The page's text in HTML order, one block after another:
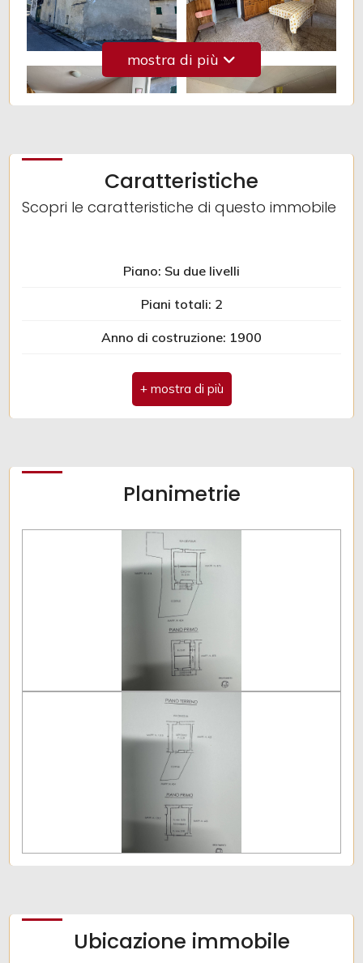
mostra di più
Caratteristiche
Scopri le caratteristiche di questo immobile
Piano: Su due livelli
Piani totali: 2
Anno di costruzione: 1900
Spese condominio: € 1
Ubicazione: Montagna
Planimetrie
Ubicazione immobile
Giardino
Posto auto/Box
Nuova costruzione